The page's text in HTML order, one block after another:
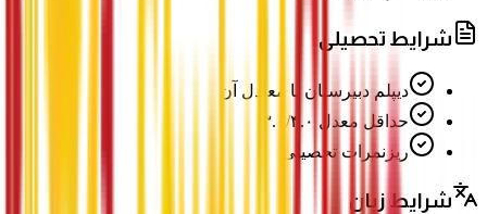
شرایط تحصیلی
دیپلم دبیرستان یا معادل آن
حداقل معدل ۳.۰/۴.۰
ریزنمرات تحصیلی
شرایط زبان